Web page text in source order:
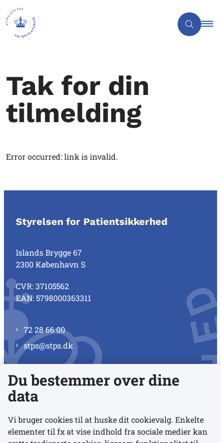
Tak for din
tilmelding
Error occurred: link is invalid.
Styrelsen for Patientsikkerhed
Islands Brygge 67
2300 København S
CVR: 37105562
EAN: 5798000363311
72 28 66 00
stps@stps.dk
Se alle kontaktnumre
Links
Du bestemmer over dine
data
Vi bruger cookies til at huske dit cookievalg. Enkelte
elementer til fx at vise indhold fra sociale medier kan